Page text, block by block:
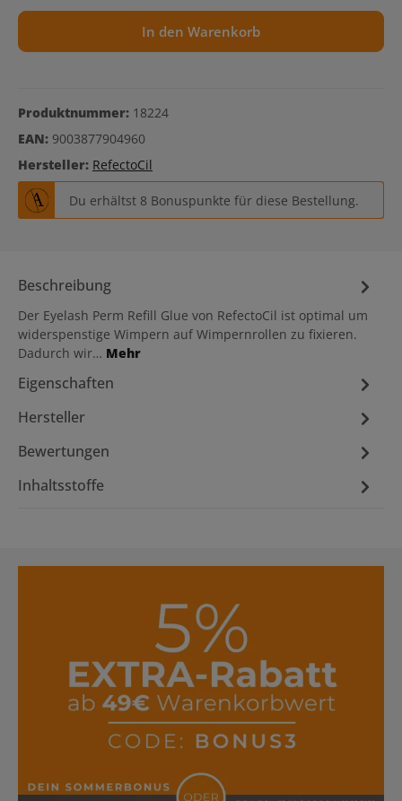
In den Warenkorb
Produktnummer: 18224
EAN: 9003877904960
Hersteller: RefectoCil
Du erhältst 8 Bonuspunkte für diese Bestellung.
Beschreibung
Der Eyelash Perm Refill Glue von RefectoCil ist optimal um
widerspenstige Wimpern auf Wimpernrollen zu fixieren.
Dadurch wir… Mehr
Eigenschaften
Hersteller
Bewertungen
Inhaltsstoffe